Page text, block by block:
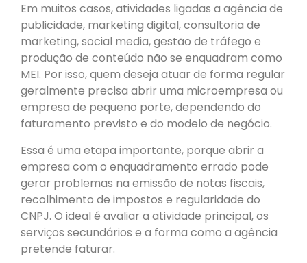
Em muitos casos, atividades ligadas a agência de
publicidade, marketing digital, consultoria de
marketing, social media, gestão de tráfego e
produção de conteúdo não se enquadram como
MEI. Por isso, quem deseja atuar de forma regular
geralmente precisa abrir uma microempresa ou
empresa de pequeno porte, dependendo do
faturamento previsto e do modelo de negócio.
Essa é uma etapa importante, porque abrir a
empresa com o enquadramento errado pode
gerar problemas na emissão de notas fiscais,
recolhimento de impostos e regularidade do
CNPJ. O ideal é avaliar a atividade principal, os
serviços secundários e a forma como a agência
pretende faturar.